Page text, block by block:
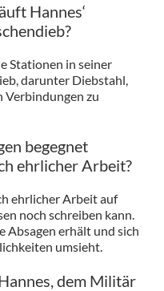
Hannes‘
Stationen in seiner
darunter Diebstahl,
Verbindungen zu
begegnet
ehrlicher Arbeit?
ehrlicher Arbeit auf
noch schreiben kann.
Absagen erhält und sich
umsieht.
dem Militär